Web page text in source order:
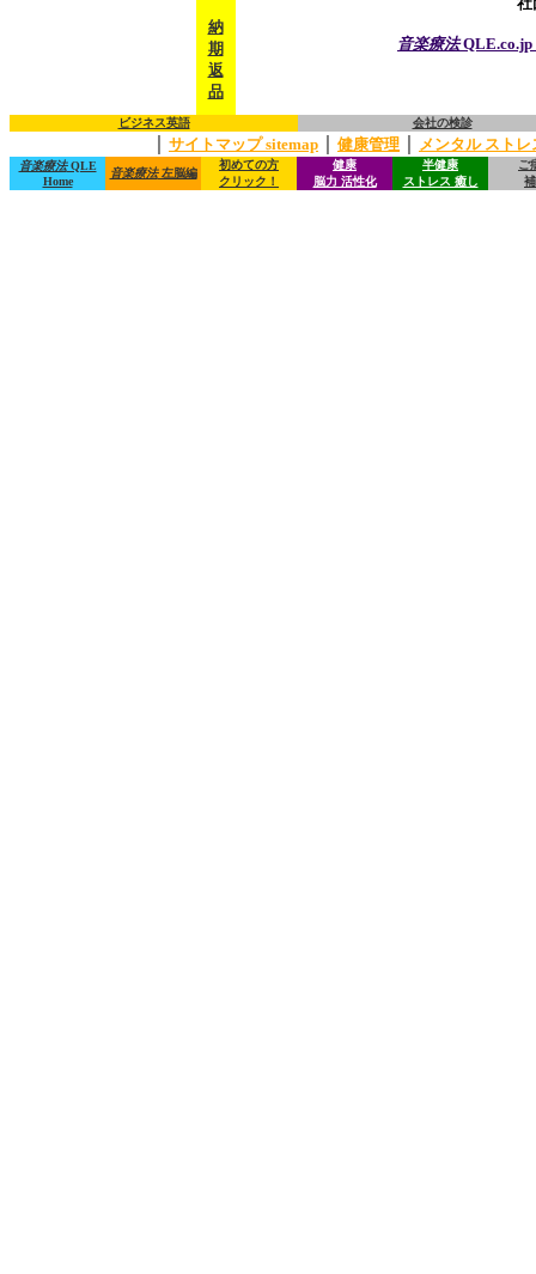
納
期
返
品
音楽療法QLE.co.jp
ビジネス英語 会社の検診
サイトマップ sitemap 健康管理 メンタル ストレ
音楽療法QLE
Home
音楽療法左脳編
初めての方
クリック！
健康
脳力 活性化
半健康
ストレス 癒し
ご